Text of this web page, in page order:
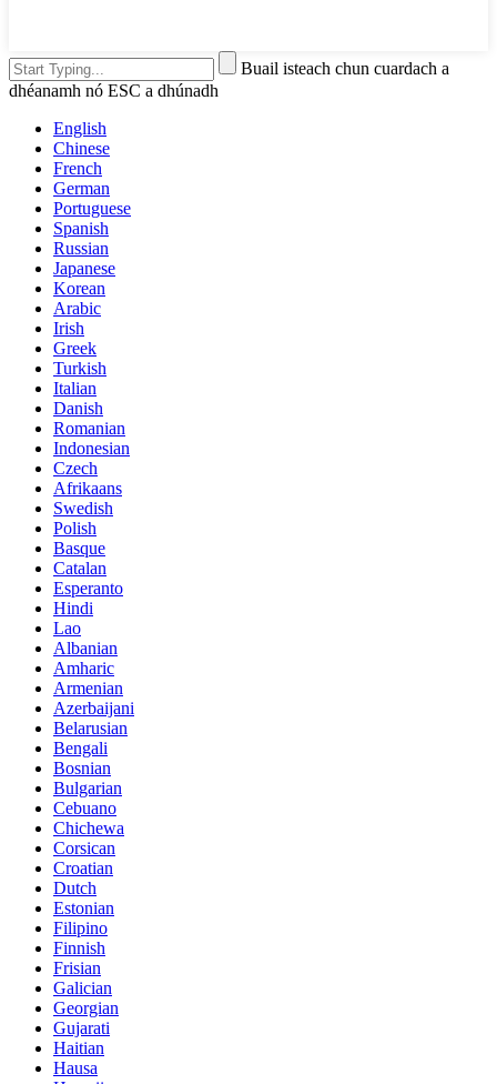
Buail isteach chun cuardach a
dhéanamh nó ESC a dhúnadh
English
Chinese
French
German
Portuguese
Spanish
Russian
Japanese
Korean
Arabic
Irish
Greek
Turkish
Italian
Danish
Romanian
Indonesian
Czech
Afrikaans
Swedish
Polish
Basque
Catalan
Esperanto
Hindi
Lao
Albanian
Amharic
Armenian
Azerbaijani
Belarusian
Bengali
Bosnian
Bulgarian
Cebuano
Chichewa
Corsican
Croatian
Dutch
Estonian
Filipino
Finnish
Frisian
Galician
Georgian
Gujarati
Haitian
Hausa